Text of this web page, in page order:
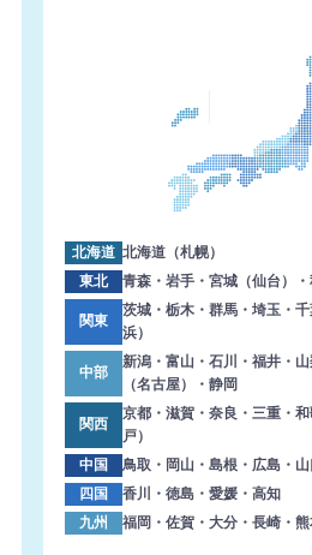
北海道 北海道（札幌）
東北
青森・岩手・宮城（仙台）
関東
茨城・栃木・群馬・埼玉・
浜）
中部
新潟・富山・石川・福井・
（名古屋）・静岡
関西
京都・滋賀・奈良・三重・
戸）
中国
鳥取・岡山・島根・広島・山
四国
香川・徳島・愛媛・高知
九州
福岡・佐賀・大分・長崎・